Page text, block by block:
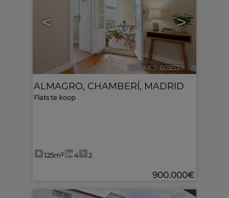
< >
Ref.. MLS-609579 🔗
ALMAGRO, CHAMBERÍ, MADRID
Flats te koop
125m² 4 2
900.000€